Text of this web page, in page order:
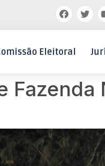
Eleitoral
Fazenda